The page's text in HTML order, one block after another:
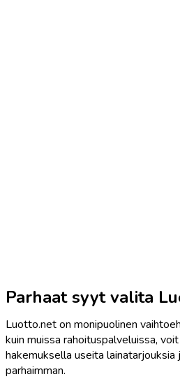
Parhaat syyt valita
Luotto.net on monipuolinen
kuin muissa rahoituspalveluissa,
hakemuksella useita
parhaimman.